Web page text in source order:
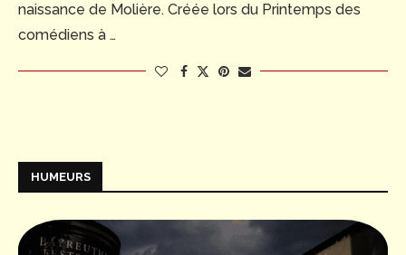
naissance de Molière. Créée lors du Printemps des
comédiens à …
HUMEURS